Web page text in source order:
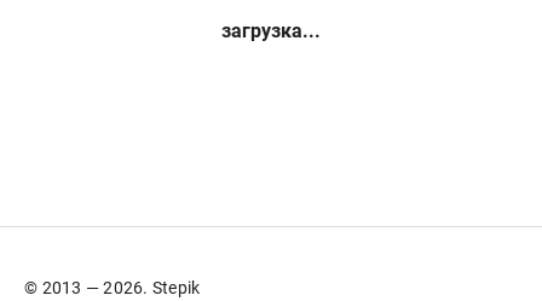
загрузка...
© 2013 — 2026. Stepik